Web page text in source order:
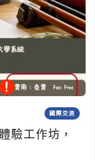
國際交流
驗工作坊，